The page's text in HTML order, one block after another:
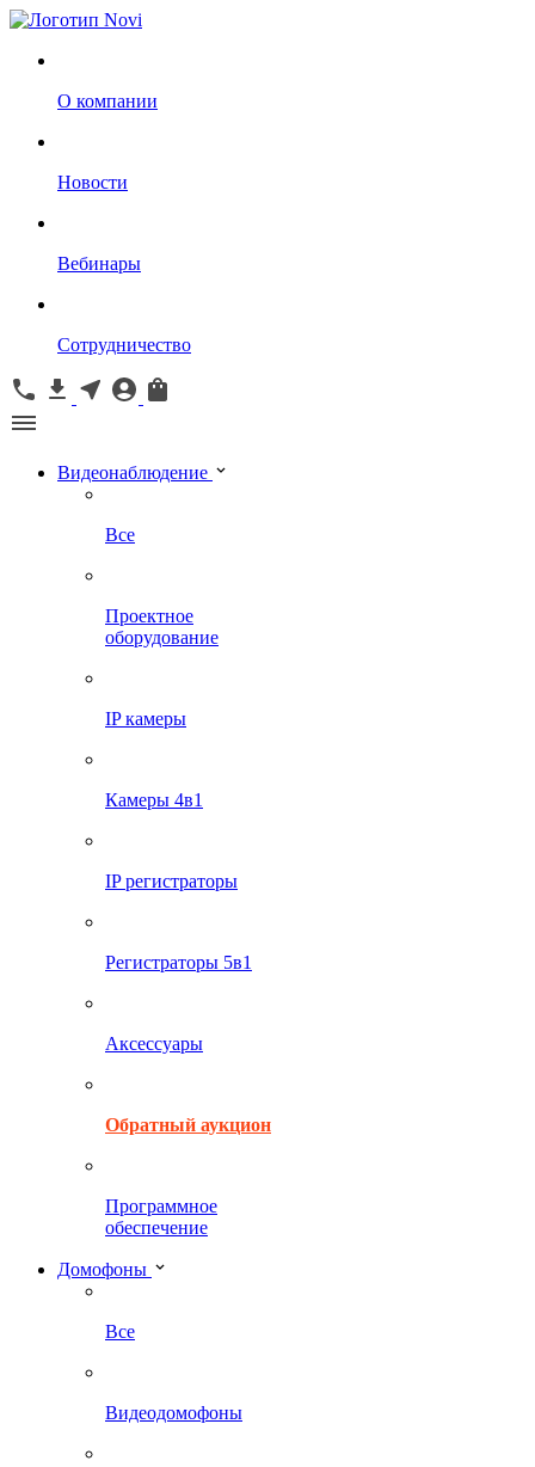
О компании
Новости
Вебинары
Сотрудничество
Видеонаблюдение
Все
Проектное
оборудование
IP камеры
Камеры 4в1
IP регистраторы
Регистраторы 5в1
Аксессуары
Обратный аукцион
Программное
обеспечение
Домофоны
Все
Видеодомофоны